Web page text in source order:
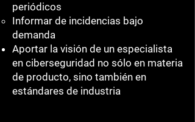
periódicos
Informar de incidencias bajo
demanda
Aportar la visión de un especialista
en ciberseguridad no sólo en materia
de producto, sino también en
estándares de industria